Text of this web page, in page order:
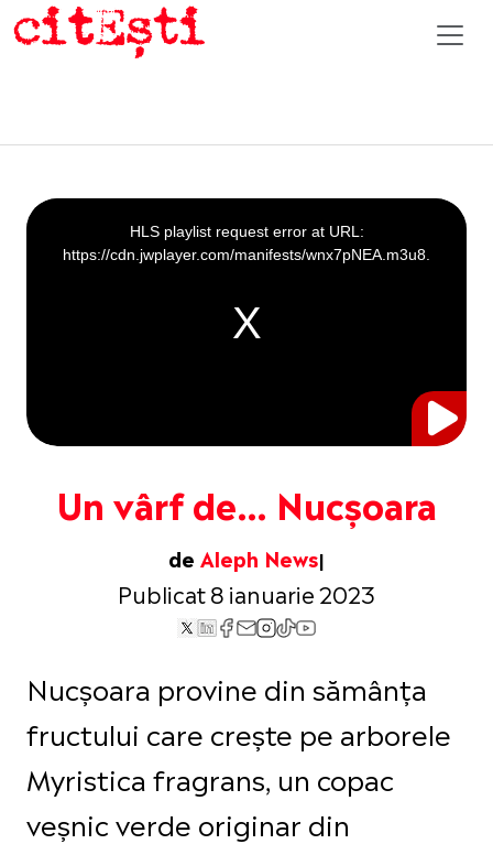
Un vârf de… Nucșoara
de Aleph News
Publicat 8 ianuarie 2023
This
is
a
window.
HLS playlist request error at URL:
https://cdn.jwplayer.com/manifests/wnx7pNEA.m3u8.
Nucșoara provine din sămânța
fructului care crește pe arborele
Myristica fragrans, un copac
veșnic verde originar din